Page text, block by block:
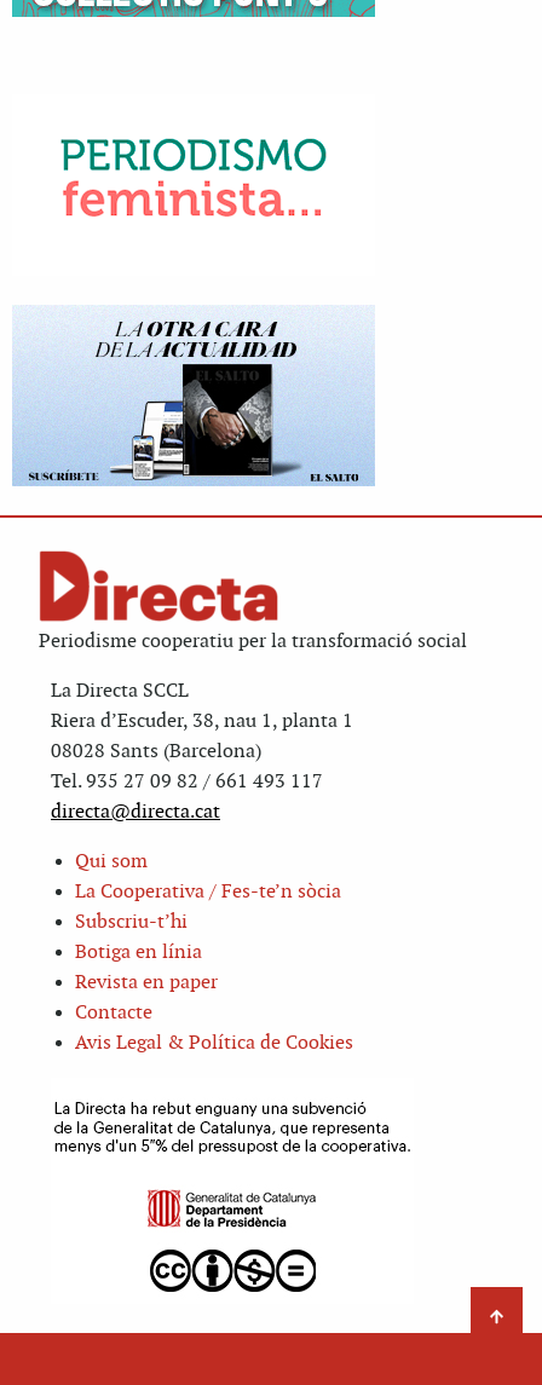
Periodisme cooperatiu per la transformació social
La Directa SCCL
Riera d’Escuder, 38, nau 1, planta 1
08028 Sants (Barcelona)
Tel. 935 27 09 82 / 661 493 117
directa@directa.cat
Qui som
La Cooperativa / Fes-te’n sòcia
Subscriu-t’hi
Botiga en línia
Revista en paper
Contacte
Avis Legal & Política de Cookies